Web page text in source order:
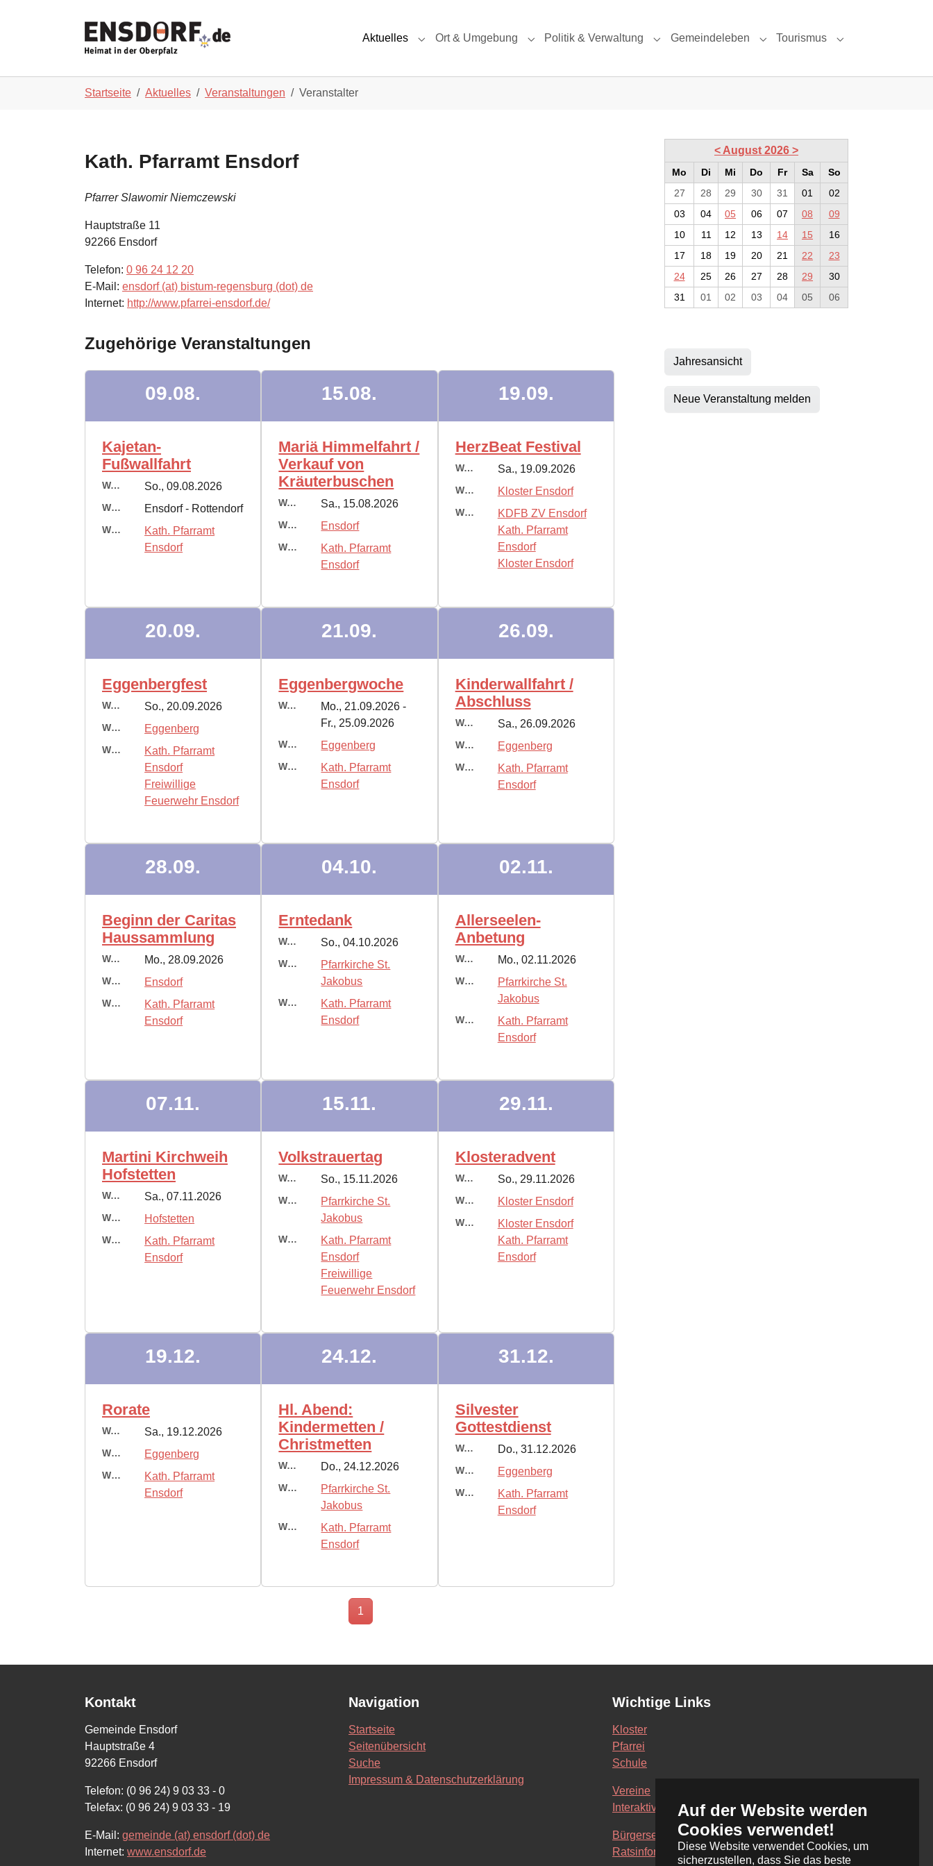
Auf der Website werden
Cookies verwendet!
Diese Website verwendet Cookies, um
sicherzustellen, dass Sie das beste
Aktuelles
Submenu for "Aktuelles"
Ort & Umgebung
Submenu for "Ort & Umgebung"
Politik & Verwaltung
Submenu for "Politik & Verwaltung"
Gemeindeleben
Submenu for "Gemeindeleben"
Tourismus
Submenu for
Startseite Aktuelles Veranstaltungen Veranstalter
Kath. Pfarramt Ensdorf
Pfarrer Slawomir Niemczewski
Hauptstraße 11
92266 Ensdorf
Telefon: 0 96 24 12 20
E-Mail: ensdorf (at) bistum-regensburg (dot) de
Internet: http://www.pfarrei-ensdorf.de/
Zugehörige Veranstaltungen
09.08.
Kajetan-
Fußwallfahrt
Wann: So., 09.08.2026
Wo: Ensdorf - Rottendorf
Wer:
Kath. Pfarramt
Ensdorf
15.08.
Mariä Himmelfahrt /
Verkauf von
Kräuterbuschen
Wann: Sa., 15.08.2026
Wo: Ensdorf
Wer:
Kath. Pfarramt
Ensdorf
19.09.
HerzBeat Festival
Wann: Sa., 19.09.2026
Wo: Kloster Ensdorf
Wer:
KDFB ZV Ensdorf
Kath. Pfarramt
Ensdorf
Kloster Ensdorf
20.09.
Eggenbergfest
Wann: So., 20.09.2026
Wo: Eggenberg
Wer:
Kath. Pfarramt
Ensdorf
Freiwillige
Feuerwehr Ensdorf
21.09.
Eggenbergwoche
Wann:
Mo., 21.09.2026 -
Fr., 25.09.2026
Wo: Eggenberg
Wer:
Kath. Pfarramt
Ensdorf
26.09.
Kinderwallfahrt /
Abschluss
Wann: Sa., 26.09.2026
Wo: Eggenberg
Wer:
Kath. Pfarramt
Ensdorf
28.09.
Beginn der Caritas
Haussammlung
Wann: Mo., 28.09.2026
Wo: Ensdorf
Wer:
Kath. Pfarramt
Ensdorf
04.10.
Erntedank
Wann: So., 04.10.2026
Wo:
Pfarrkirche St.
Jakobus
Wer:
Kath. Pfarramt
Ensdorf
02.11.
Allerseelen-
Anbetung
Wann: Mo., 02.11.2026
Wo:
Pfarrkirche St.
Jakobus
Wer:
Kath. Pfarramt
Ensdorf
07.11.
Martini Kirchweih
Hofstetten
Wann: Sa., 07.11.2026
Wo: Hofstetten
Wer:
Kath. Pfarramt
Ensdorf
15.11.
Volkstrauertag
Wann: So., 15.11.2026
Wo:
Pfarrkirche St.
Jakobus
Wer:
Kath. Pfarramt
Ensdorf
Freiwillige
Feuerwehr Ensdorf
29.11.
Klosteradvent
Wann: So., 29.11.2026
Wo: Kloster Ensdorf
Wer:
Kloster Ensdorf
Kath. Pfarramt
Ensdorf
19.12.
Rorate
Wann: Sa., 19.12.2026
Wo: Eggenberg
Wer:
Kath. Pfarramt
Ensdorf
24.12.
Hl. Abend:
Kindermetten /
Christmetten
Wann: Do., 24.12.2026
Wo:
Pfarrkirche St.
Jakobus
Wer:
Kath. Pfarramt
Ensdorf
31.12.
Silvester
Gottestdienst
Wann: Do., 31.12.2026
Wo: Eggenberg
Wer:
Kath. Pfarramt
Ensdorf
1
< August 2026 >
Mo Di Mi Do Fr Sa
So
27
28 29 30 31 01
02
03
04 05 06 07 08
09
10
11 12 13 14 15
16
17
18 19 20 21 22
23
24
25 26 27 28 29
30
31
01 02 03 04 05 06
Jahresansicht
Neue Veranstaltung melden
Kontakt
Gemeinde Ensdorf
Hauptstraße 4
92266 Ensdorf
Telefon: (0 96 24) 9 03 33 - 0
Telefax: (0 96 24) 9 03 33 - 19
E-Mail: gemeinde (at) ensdorf (dot) de
Internet: www.ensdorf.de
Navigation
Startseite
Seitenübersicht
Suche
Impressum & Datenschutzerklärung
Wichtige Links
Kloster
Pfarrei
Schule
Vereine
Interaktive Karte
Bürgerservice Online
Ratsinformationssystem